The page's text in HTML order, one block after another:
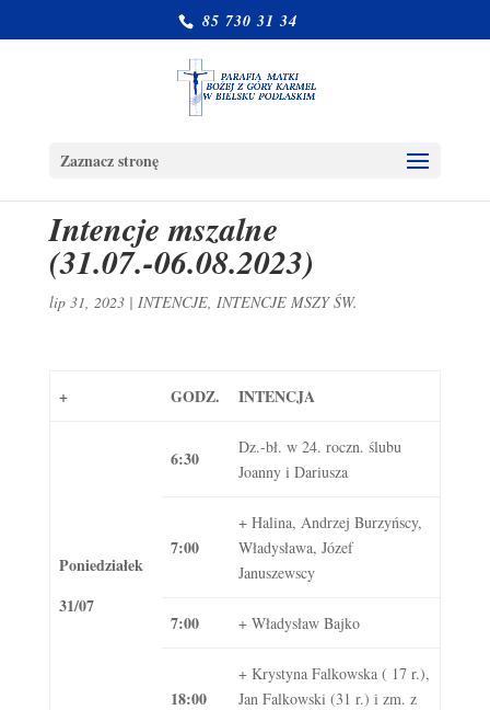
85 730 31 34
Zaznacz stronę
Intencje mszalne
(31.07.-06.08.2023)
lip 31, 2023| INTENCJE, INTENCJE MSZY ŚW.
+ GODZ. INTENCJA
Poniedziałek
31/07
6:30
Dz.-bł. w 24. roczn. ślubu
Joanny i Dariusza
7:00
+ Halina, Andrzej Burzyńscy,
Władysława, Józef
Januszewscy
7:00 + Władysław Bajko
18:00
+ Krystyna Falkowska ( 17 r.),
Jan Falkowski (31 r.) i zm. z